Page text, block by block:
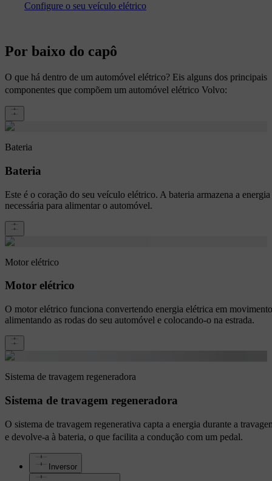
Configure o seu veículo elétrico
Por baixo do capô
O que há dentro de um automóvel elétrico? Eis alguns dos principais
componentes que compõem um automóvel elétrico Volvo:
Bateria
Bateria
Este é o coração do seu veículo elétrico. A bateria armazena a energia
necessária para alimentar o automóvel.
Motor elétrico
Motor elétrico
O motor elétrico funciona convertendo energia elétrica em
alimentando as rodas do seu automóvel e colocando-o na estrada.
Sistema de travagem regeneradora
Sistema de travagem regeneradora
O sistema de travagem regenerativa capta a energia durante a
e devolve-a à bateria, o que facilita a condução com um pedal.
Inversor